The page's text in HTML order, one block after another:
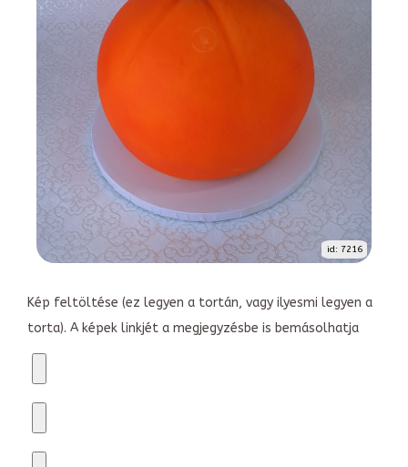
id: 7216
Kép feltöltése (ez legyen a tortán, vagy ilyesmi legyen a
torta). A képek linkjét a megjegyzésbe is bemásolhatja